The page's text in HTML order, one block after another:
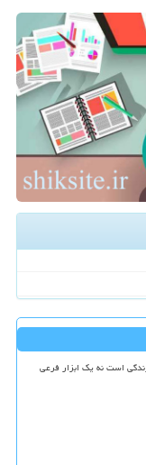
است نه یک ابزار فرعی